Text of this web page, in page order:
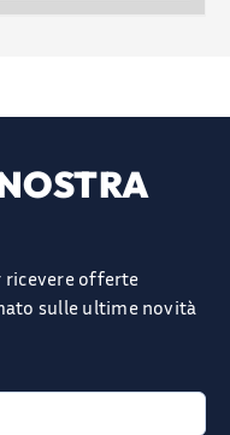
ricevere offerte
sulle ultime novità